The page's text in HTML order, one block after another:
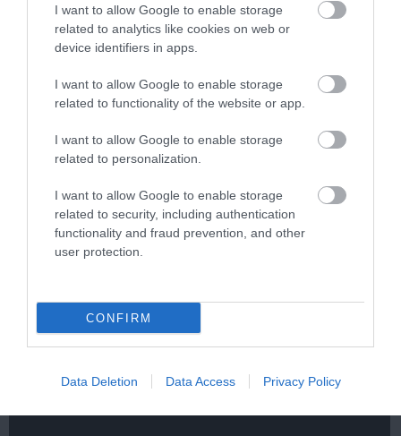
I want to allow Google to enable storage
related to analytics like cookies on web or
device identifiers in apps.
I want to allow Google to enable storage
related to functionality of the website or app.
I want to allow Google to enable storage
related to personalization.
I want to allow Google to enable storage
related to security, including authentication
functionality and fraud prevention, and other
user protection.
CONFIRM
Data Deletion Data Access Privacy Policy
4 h 45 min
5 Hidden Signs You Have Worms Inside Your
Body
183